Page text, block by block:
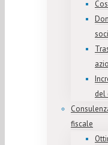
del
fiscale